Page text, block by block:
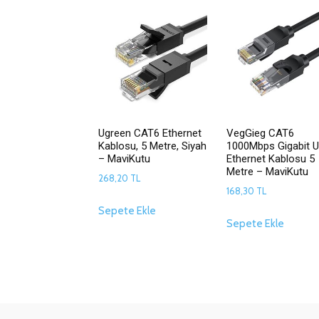
Ugreen CAT6 Ethernet
Kablosu, 5 Metre, Siyah
– MaviKutu
268,20 TL
Sepete Ekle
VegGieg CAT6
1000Mbps Gigabit
Ethernet Kablosu 5
Metre – MaviKutu
168,30 TL
Sepete Ekle